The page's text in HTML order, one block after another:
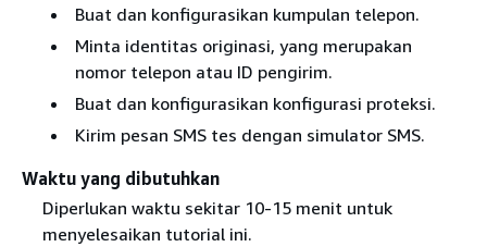
Buat dan konfigurasikan kumpulan telepon.
Minta identitas originasi, yang merupakan
nomor telepon atau ID pengirim.
Buat dan konfigurasikan konfigurasi proteksi.
Kirim pesan SMS tes dengan simulator SMS.
Waktu yang dibutuhkan
Diperlukan waktu sekitar 10-15 menit untuk
menyelesaikan tutorial ini.